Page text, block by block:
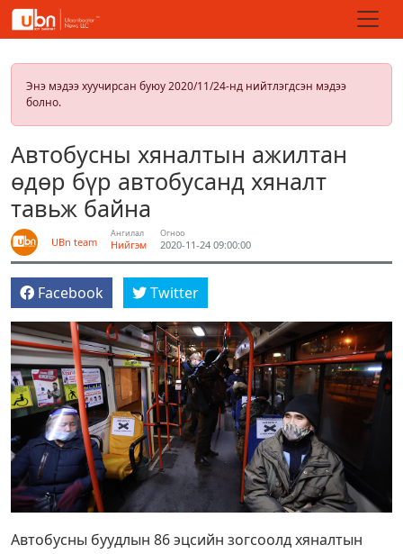
Энэ мэдээ хуучирсан буюу 2020/11/24-нд нийтлэгдсэн мэдээ
болно.
Автобусны хяналтын ажилтан
өдөр бүр автобусанд хяналт
тавьж байна
UBn team
Ангилал
Нийгэм
Огноо
2020-11-24 09:00:00
Facebook Twitter
Автобусны буудлын 86 эцсийн зогсоолд хяналтын